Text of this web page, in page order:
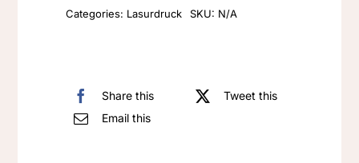
im
Categories: Lasurdruck SKU: N/A
Share this
Tweet this
Email this